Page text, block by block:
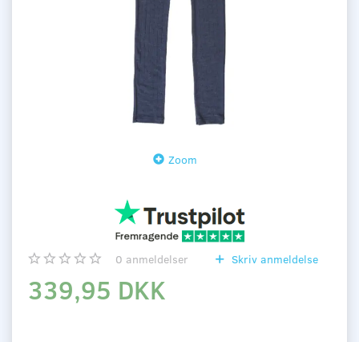
Zoom
0 anmeldelser Skriv anmeldelse
339,95 DKK